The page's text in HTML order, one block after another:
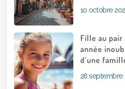
10 octobre
Fille au
année
d’une
28 septembre